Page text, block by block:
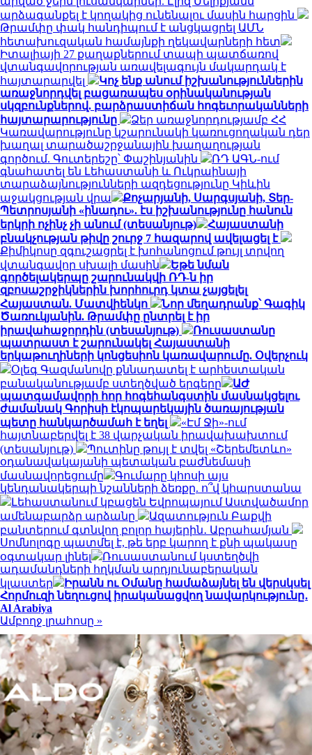
արձագանքել է կողակից ունենալու մասին հարցին
Թրամփը փակ հանդիպում է անցկացրել ԱՄՆ
հետախուզական համայնքի ղեկավարների հետ
Իտալիայի 27 քաղաքներում տապի պատճառով
վտանգավորության առավելագույն մակարդակ է
հայտարարվել
Կոչ ենք անում իշխանություններին
առաջնորդվել բացառապես օրինականության
սկզբունքներով. բարձրաստիճան հոգեւորականների
հայտարարությունը
Ձեր առաջնորդությամբ ՀՀ
Կառավարությունը կշարունակի կառուցողական դեր
խաղալ տարածաշրջանային խաղաղության
գործում. Գուտերեշը՝ Փաշինյանին
ՌԴ ԱԳՆ-ում
գնահատել են Լեհաստանի և Ուկրաինայի
տարաձայնությունների ազդեցությունը Կիևին
աջակցության վրա
Քոչարյանի, Սարգսյանի, Տեր-
Պետրոսյանի «ինադու». էս իշխանությունը հանուն
երկրի ոչինչ չի անում (տեսանյութ)
Հայաստանի
բնակչության թիվը շուրջ 7 հազարով ավելացել է
Քիմիկոսը զգուշացրել է խոհանոցում թույլ տրվող
վտանգավոր սխալի մասին
Եթե նման
գործելակերպը շարունակվի ՌԴ-ն իր
զբոսաշրջիկներին խորհուրդ կտա չայցելել
Հայաստան. Մատվիենկո
Նոր մեղադրանք՝ Գագիկ
Ծառուկյանին. Թրամփը ընտրել է իր
իրավահաջորդին (տեսանյութ)
Ռուսաստանը
պատրաստ է շարունակել Հայաստանի
երկաթուղիների կոնցեսիոն կառավարումը. Օվերչուկ
Օլեգ Գազմանովը քննադատել է արհեստական
բանականությամբ ստեղծված երգերը
ԱԺ
պատգամավորի հոր հոգեհանգստին մասնակցելու
ժամանակ Գորիսի էկոպարեկային ծառայության
պետը հանկարծամահ է եղել
«Էմ Ջի»-ում
հայտնաբերվել է 38 վարչական իրավախախտում
(տեսանյութ)
Պուտինը թույլ է տվել «Շերեմետևո»
օդանավակայանի պետական բաժնեմասի
մասնավորեցումը
Գումարը կհոսի այս
կենդանակերպի նշանների ձեռքը. ո՞վ կհարստանա
Լեհաստանում կբացեն Եվրոպայում Աստվածամոր
ամենաբարձր արձանը
Ազատություն Բաքվի
բանտերում գտնվող բոլոր հայերին․ Աբրահամյան
Սոմնոլոգը պատմել է, թե երբ կարող է քնի պակասը
օգտակար լինել
Ռուսաստանում կստեղծվի
ադամանդների հղկման արդյունաբերական
կլաստեր
Իրանն ու Օմանը համաձայնել են վերսկսել
Հորմուզի նեղուցով իրականացվող նավարկությունը․
Al Arabiya
Ամբողջ լրահոսը »